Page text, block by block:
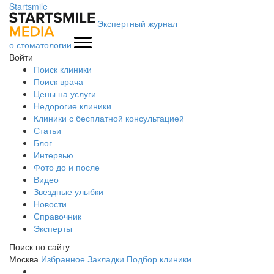
Startsmile
Экспертный журнал
о стоматологии
Войти
Поиск клиники
Поиск врача
Цены на услуги
Недорогие клиники
Клиники с бесплатной консультацией
Статьи
Блог
Интервью
Фото до и после
Видео
Звездные улыбки
Новости
Справочник
Эксперты
Поиск по сайту
Москва Избранное Закладки Подбор клиники